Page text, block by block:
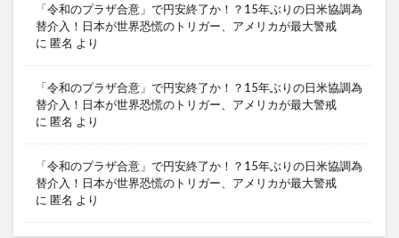
「令和のプラザ合意」で円安終了か！？15年ぶりの日米協調為
替介入！日本が世界恐慌のトリガー、アメリカが最大警戒
に 匿名 より
「令和のプラザ合意」で円安終了か！？15年ぶりの日米協調為
替介入！日本が世界恐慌のトリガー、アメリカが最大警戒
に 匿名 より
「令和のプラザ合意」で円安終了か！？15年ぶりの日米協調為
替介入！日本が世界恐慌のトリガー、アメリカが最大警戒
に 匿名 より